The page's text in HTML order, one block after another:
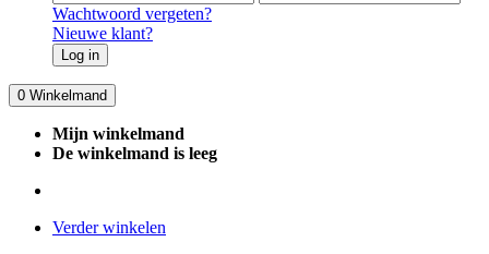
Wachtwoord vergeten?
Nieuwe klant?
Log in
0 Winkelmand
Mijn winkelmand
De winkelmand is leeg
Verder winkelen